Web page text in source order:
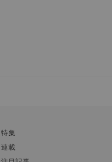
特集
連載